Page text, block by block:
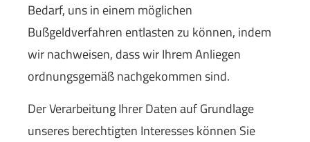
Bedarf, uns in einem möglichen
Bußgeldverfahren entlasten zu können, indem
wir nachweisen, dass wir Ihrem Anliegen
ordnungsgemäß nachgekommen sind.
Der Verarbeitung Ihrer Daten auf Grundlage
unseres berechtigten Interesses können Sie